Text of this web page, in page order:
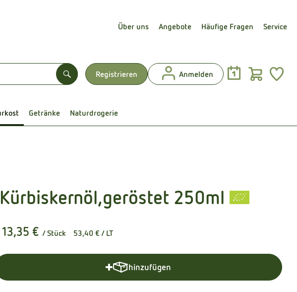
Über uns Angebote Häufige Fragen Service
Registrieren Anmelden
Suchen
Getränke Naturdrogerie
Kürbiskernöl,geröstet 250ml
13,35 € / Stück 53,40 €/ LT
zu Favouriten hinzufügen
hinzufügen
Produkt zum Warenkorb hinzufügen